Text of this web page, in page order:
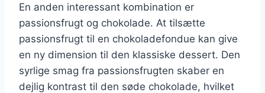
En anden interessant kombination er
passionsfrugt og chokolade. At tilsætte
passionsfrugt til en chokoladefondue kan give
en ny dimension til den klassiske dessert. Den
syrlige smag fra passionsfrugten skaber en
dejlig kontrast til den søde chokolade, hvilket